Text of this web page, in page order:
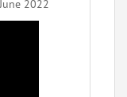
2022